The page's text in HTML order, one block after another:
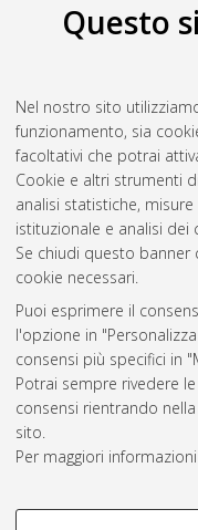
Questo
Nel nostro sito
funzionamento, sia
facoltativi che potrai
Cookie e altri strumenti
analisi statistiche,
istituzionale e analisi
Se chiudi questo banner
cookie necessari.
Puoi esprimere il
l'opzione in
consensi più specifici in
Potrai sempre rivedere
consensi rientrando
sito.
Per maggiori informazioni
COOKIE DI
Atom
Rss 1.0
Rss 2.0
ISSN: 2038-7946
Impostazioni Cookie